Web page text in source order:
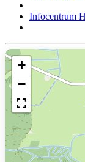
Infocentrum
+
−